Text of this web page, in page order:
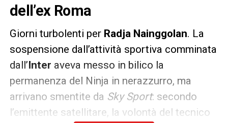
dell’ex Roma
Giorni turbolenti per Radja Nainggolan. La
sospensione dall’attività sportiva comminata
dall’Inter aveva messo in bilico la
permanenza del Ninja in nerazzurro, ma
arrivano smentite da Sky Sport: secondo
l’emittente satellitare, la volontà del tecnico